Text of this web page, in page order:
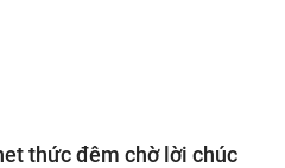
thức đêm chờ lời chúc